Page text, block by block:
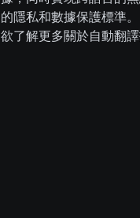
的隱私和數據保護標準。
欲了解更多關於自動翻